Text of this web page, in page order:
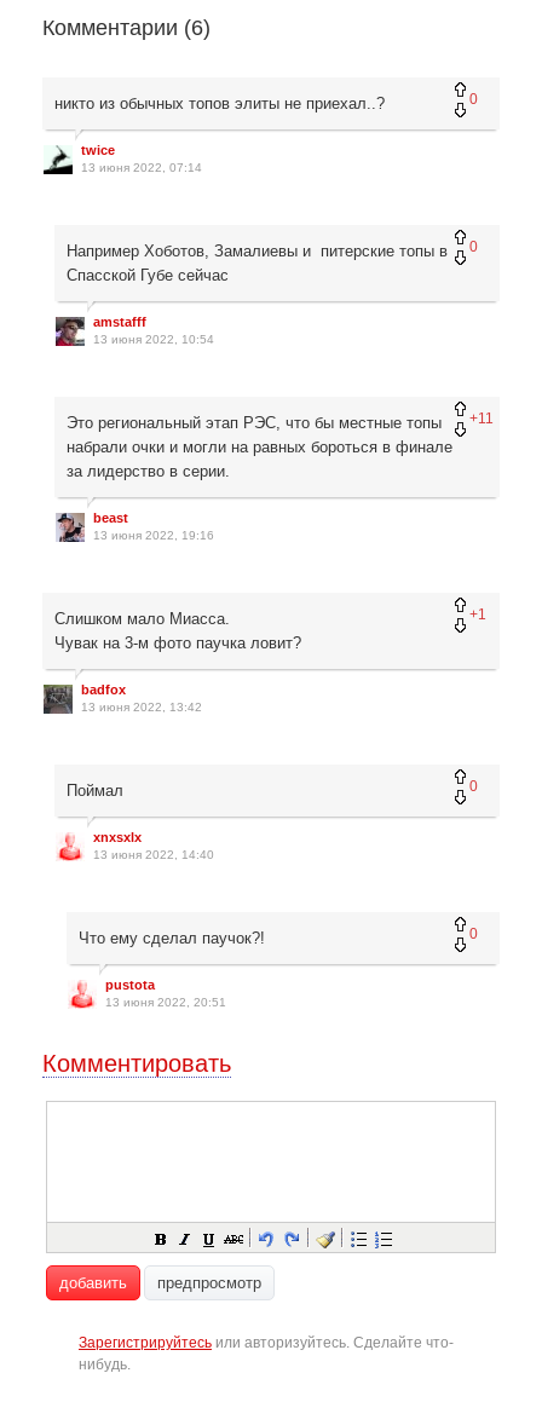
Комментарии (6)
0
никто из обычных топов элиты не приехал..?
twice
13 июня 2022, 07:14
0
Например Хоботов, Замалиевы и питерские топы в
Спасской Губе сейчас
amstafff
13 июня 2022, 10:54
+11
Это региональный этап РЭС, что бы местные топы
набрали очки и могли на равных бороться в финале
за лидерство в серии.
beast
13 июня 2022, 19:16
+1
Слишком мало Миасса.
Чувак на 3-м фото паучка ловит?
badfox
13 июня 2022, 13:42
0
Поймал
xnxsxlx
13 июня 2022, 14:40
0
Что ему сделал паучок?!
pustota
13 июня 2022, 20:51
Комментировать
добавить предпросмотр
Зарегистрируйтесь или авторизуйтесь. Сделайте что-
нибудь.